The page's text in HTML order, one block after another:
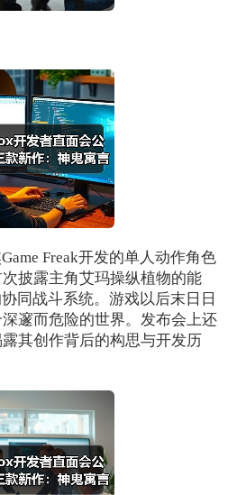
Freak开发的单人动作角色
披露主角艾玛操纵植物的能
同战斗系统。游戏以后末日日
邃而危险的世界。发布会上还
其创作背后的构思与开发历